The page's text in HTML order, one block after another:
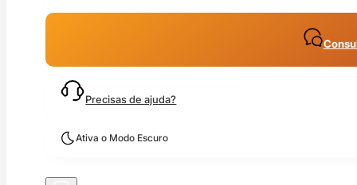
Precisas de ajuda?
Ativa o Modo Escuro